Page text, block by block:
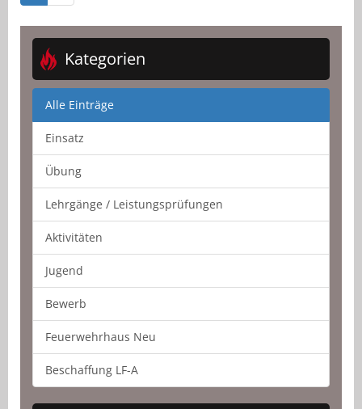
Kategorien
Alle Einträge
Einsatz
Übung
Lehrgänge / Leistungsprüfungen
Aktivitäten
Jugend
Bewerb
Feuerwehrhaus Neu
Beschaffung LF-A